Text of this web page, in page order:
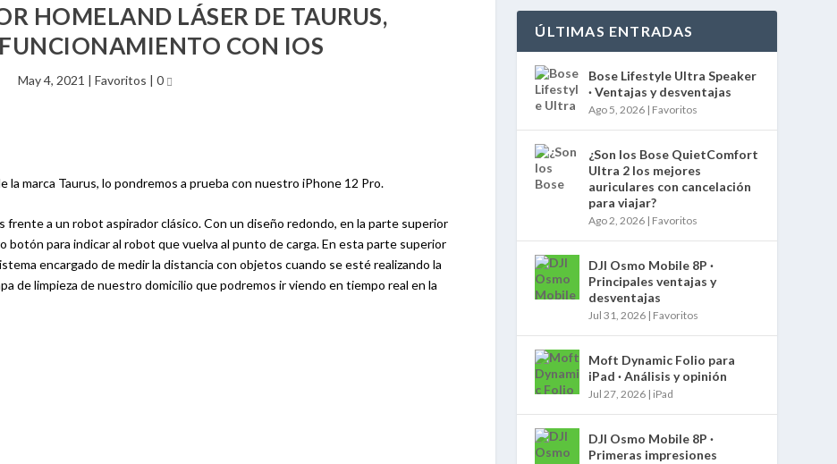
HOMELAND LÁSER DE TAURUS,
CON IOS
May 4, 2021 |Favoritos |0
la marca Taurus, lo pondremos a prueba con nuestro iPhone 12 Pro.
a un robot aspirador clásico. Con un diseño redondo, en la parte superior
botón para indicar al robot que vuelva al punto de carga. En esta parte superior
encargado de medir la distancia con objetos cuando se esté realizando la
de limpieza de nuestro domicilio que podremos ir viendo en tiempo real en la
ÚLTIMAS ENTRADAS
Bose Lifestyle Ultra Speaker
· Ventajas y desventajas
Ago 5, 2026 | Favoritos
¿Son los Bose QuietComfort
Ultra 2 los mejores
auriculares con cancelación
para viajar?
Ago 2, 2026 | Favoritos
DJI Osmo Mobile 8P ·
Principales ventajas y
desventajas
Jul 31, 2026 | Favoritos
Moft Dynamic Folio para
iPad · Análisis y opinión
Jul 27, 2026 | iPad
DJI Osmo Mobile 8P ·
Primeras impresiones